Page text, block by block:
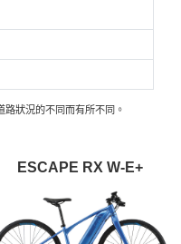
狀況的不同而有所不同。
ESCAPE RX W-E+